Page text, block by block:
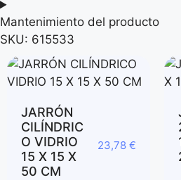
Mantenimiento del producto
SKU: 615533
JARRÓN
CILÍNDRIC
O VIDRIO
15 X 15 X
50 CM
23,78 €